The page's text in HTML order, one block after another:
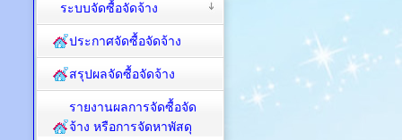
ระบบจัดซื้อจัดจ้าง
ประกาศจัดซื้อจัดจ้าง
สรุปผลจัดซื้อจัดจ้าง
รายงานผลการจัดซื้อจัด
จ้าง หรือการจัดหาพัสดุ